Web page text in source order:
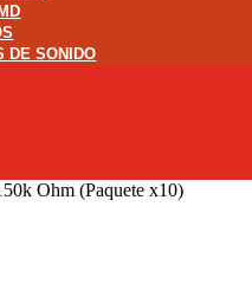
DE SONIDO
Ohm (Paquete x10)